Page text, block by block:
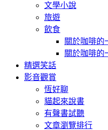
文學小說
旅遊
飲食
關於咖啡的
關於咖啡
精選笑話
影音觀賞
恆好聊
貓起來說書
有聲書試聽
文章瀏覽排行